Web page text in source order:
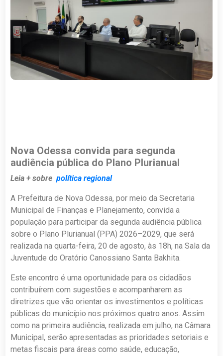
Nova Odessa convida para segunda
audiência pública do Plano Plurianual
Leia + sobre política regional
A Prefeitura de Nova Odessa, por meio da Secretaria
Municipal de Finanças e Planejamento, convida a
população para participar da segunda audiência pública
sobre o Plano Plurianual (PPA) 2026–2029, que será
realizada na quarta-feira, 20 de agosto, às 18h, na Sala da
Juventude do Oratório Canossiano Santa Bakhita.
Este encontro é uma oportunidade para os cidadãos
contribuírem com sugestões e acompanharem as
diretrizes que vão orientar os investimentos e políticas
públicas do município nos próximos quatro anos. Assim
como na primeira audiência, realizada em julho, na Câmara
Municipal, serão apresentadas as prioridades setoriais e
metas fiscais para áreas como saúde, educação,